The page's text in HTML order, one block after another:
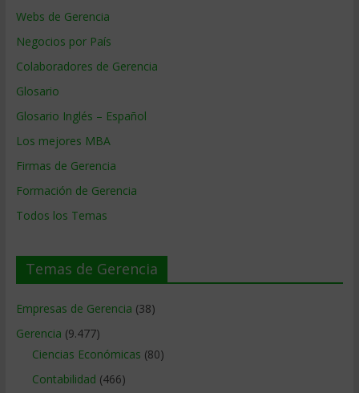
Webs de Gerencia
Negocios por País
Colaboradores de Gerencia
Glosario
Glosario Inglés – Español
Los mejores MBA
Firmas de Gerencia
Formación de Gerencia
Todos los Temas
Temas de Gerencia
Empresas de Gerencia (38)
Gerencia (9.477)
Ciencias Económicas (80)
Contabilidad (466)